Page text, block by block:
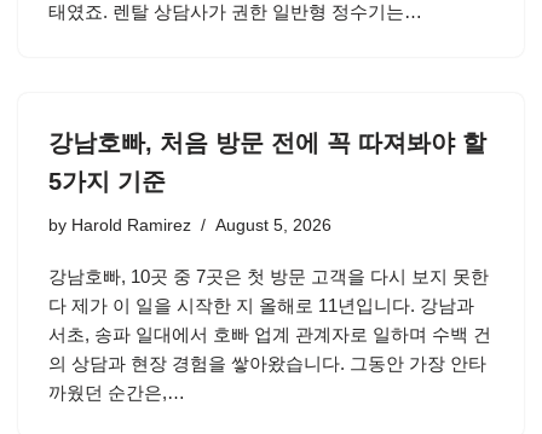
태였죠. 렌탈 상담사가 권한 일반형 정수기는…
강남호빠, 처음 방문 전에 꼭 따져봐야 할
5가지 기준
by Harold Ramirez August 5, 2026
강남호빠, 10곳 중 7곳은 첫 방문 고객을 다시 보지 못한
다 제가 이 일을 시작한 지 올해로 11년입니다. 강남과
서초, 송파 일대에서 호빠 업계 관계자로 일하며 수백 건
의 상담과 현장 경험을 쌓아왔습니다. 그동안 가장 안타
까웠던 순간은,…